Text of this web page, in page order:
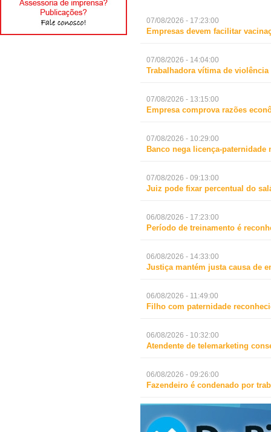
07/08/2026 - 17:23:00
Empresas devem facilitar
07/08/2026 - 14:04:00
Trabalhadora vítima de
07/08/2026 - 13:15:00
Empresa comprova razões
07/08/2026 - 10:29:00
Banco nega licença-
07/08/2026 - 09:13:00
Juiz pode fixar percentual do
06/08/2026 - 17:23:00
Período de treinamento é
06/08/2026 - 14:33:00
Justiça mantém justa causa de
06/08/2026 - 11:49:00
Filho com paternidade
06/08/2026 - 10:32:00
Atendente de telemarketing
06/08/2026 - 09:26:00
Fazendeiro é condenado por